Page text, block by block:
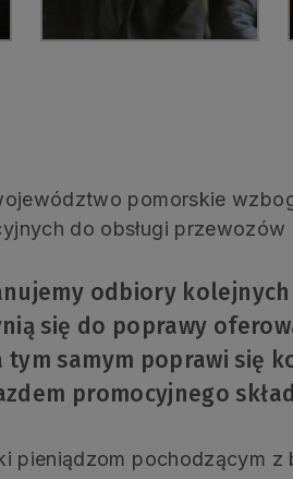
pomorskie
do obsługi przewozów
odbiory
się do poprawy
tym samym poprawi się
promocyjnego
pieniądzom pochodzącym